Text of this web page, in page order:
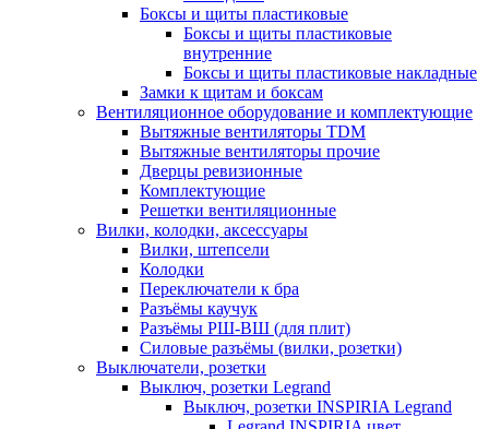
Боксы и щиты пластиковые
Боксы и щиты пластиковые
внутренние
Боксы и щиты пластиковые накладные
Замки к щитам и боксам
Вентиляционное оборудование и комплектующие
Вытяжные вентиляторы TDM
Вытяжные вентиляторы прочие
Дверцы ревизионные
Комплектующие
Решетки вентиляционные
Вилки, колодки, аксессуары
Вилки, штепсели
Колодки
Переключатели к бра
Разъёмы каучук
Разъёмы РШ-ВШ (для плит)
Силовые разъёмы (вилки, розетки)
Выключатели, розетки
Выключ, розетки Legrand
Выключ, розетки INSPIRIA Legrand